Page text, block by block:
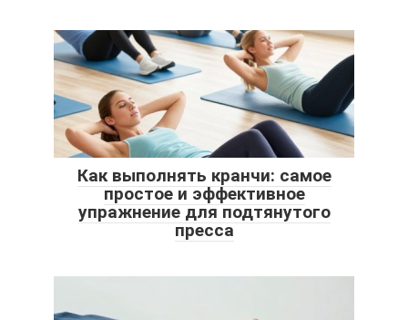
Как выполнять кранчи: самое
простое и эффективное
упражнение для подтянутого
пресса